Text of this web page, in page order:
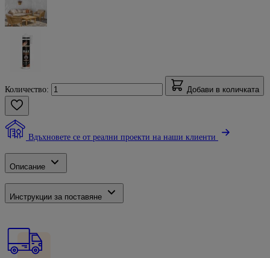
Количество: Добави в количката
Вдъхновете се от реални проекти на наши клиенти
Описание
Инструкции за поставяне